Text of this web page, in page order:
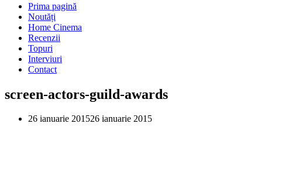
Prima pagină
Noutăți
Home Cinema
Recenzii
Topuri
Interviuri
Contact
screen-actors-guild-awards
26 ianuarie 201526 ianuarie 2015